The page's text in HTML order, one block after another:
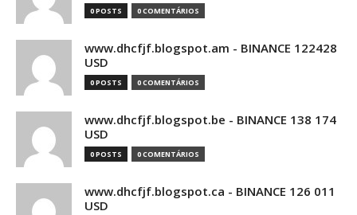
0 POSTS 0 COMENTÁRIOS
www.dhcfjf.blogspot.am - BINANCE 122428
USD
0 POSTS 0 COMENTÁRIOS
www.dhcfjf.blogspot.be - BINANCE 138 174
USD
0 POSTS 0 COMENTÁRIOS
www.dhcfjf.blogspot.ca - BINANCE 126 011
USD